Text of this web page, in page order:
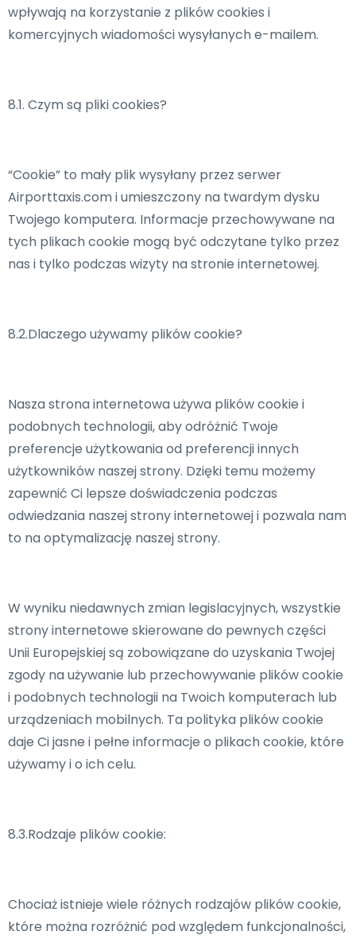
wpływają na korzystanie z plików cookies i
komercyjnych wiadomości wysyłanych e-mailem.
8.1. Czym są pliki cookies?
“Cookie” to mały plik wysyłany przez serwer
Airporttaxis.com i umieszczony na twardym dysku
Twojego komputera. Informacje przechowywane na
tych plikach cookie mogą być odczytane tylko przez
nas i tylko podczas wizyty na stronie internetowej.
8.2.Dlaczego używamy plików cookie?
Nasza strona internetowa używa plików cookie i
podobnych technologii, aby odróżnić Twoje
preferencje użytkowania od preferencji innych
użytkowników naszej strony. Dzięki temu możemy
zapewnić Ci lepsze doświadczenia podczas
odwiedzania naszej strony internetowej i pozwala nam
to na optymalizację naszej strony.
W wyniku niedawnych zmian legislacyjnych, wszystkie
strony internetowe skierowane do pewnych części
Unii Europejskiej są zobowiązane do uzyskania Twojej
zgody na używanie lub przechowywanie plików cookie
i podobnych technologii na Twoich komputerach lub
urządzeniach mobilnych. Ta polityka plików cookie
daje Ci jasne i pełne informacje o plikach cookie, które
używamy i o ich celu.
8.3.Rodzaje plików cookie:
Chociaż istnieje wiele różnych rodzajów plików cookie,
które można rozróżnić pod względem funkcjonalności,